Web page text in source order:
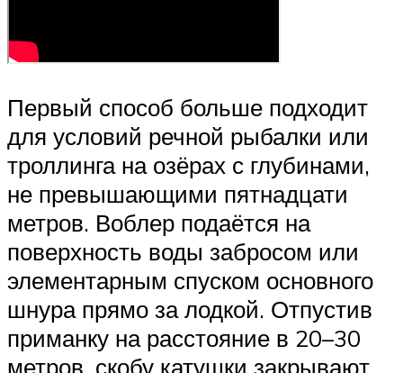
Первый способ больше подходит
для условий речной рыбалки или
троллинга на озёрах с глубинами,
не превышающими пятнадцати
метров. Воблер подаётся на
поверхность воды забросом или
элементарным спуском основного
шнура прямо за лодкой. Отпустив
приманку на расстояние в 20–30
метров, скобу катушки закрывают.